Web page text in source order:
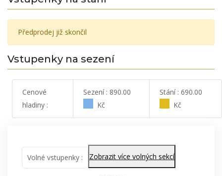
Předprodej již skončil
Vstupenky na sezení
Cenové
hladiny :
Sezení : 890.00
Kč
Stání : 690.00
Kč
Volné vstupenky : Zobrazit více volných sekcí